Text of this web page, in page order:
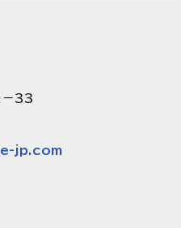
－33
jp.com